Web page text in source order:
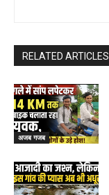
RELATED ARTICLES
अजब गजब